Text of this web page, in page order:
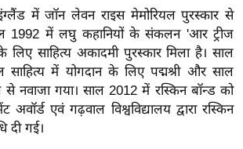
में जॉन लेवन राइस मेमोरियल पुरस्कार से
1992 में लघु कहानियों के संकलन 'आर ट्रीज
लिए साहित्य अकादमी पुरस्कार मिला है। साल
में योगदान के लिए पद्मश्री और साल
नवाजा गया। साल 2012 में रस्किन बॉन्ड को
एवं गढ़वाल विश्वविद्यालय द्वारा रस्किन
दी गई।